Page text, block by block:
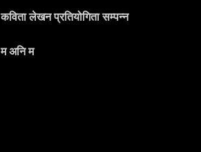
कविता लेखन प्रतियोगिता सम्पन्न
म अनि म